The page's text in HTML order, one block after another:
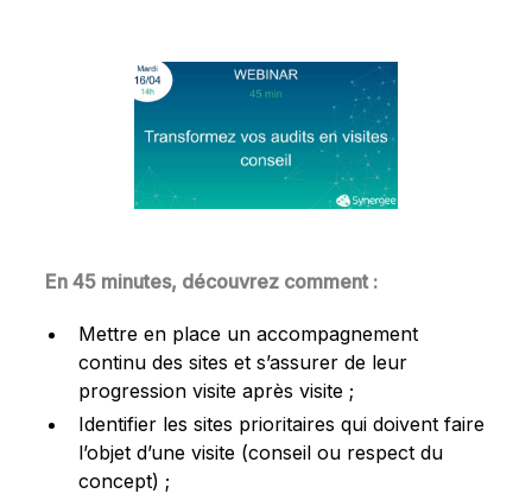
En 45 minutes, découvrez comment :
Mettre en place un accompagnement
continu des sites et s’assurer de leur
progression visite après visite ;
Identifier les sites prioritaires qui doivent faire
l’objet d’une visite (conseil ou respect du
concept) ;